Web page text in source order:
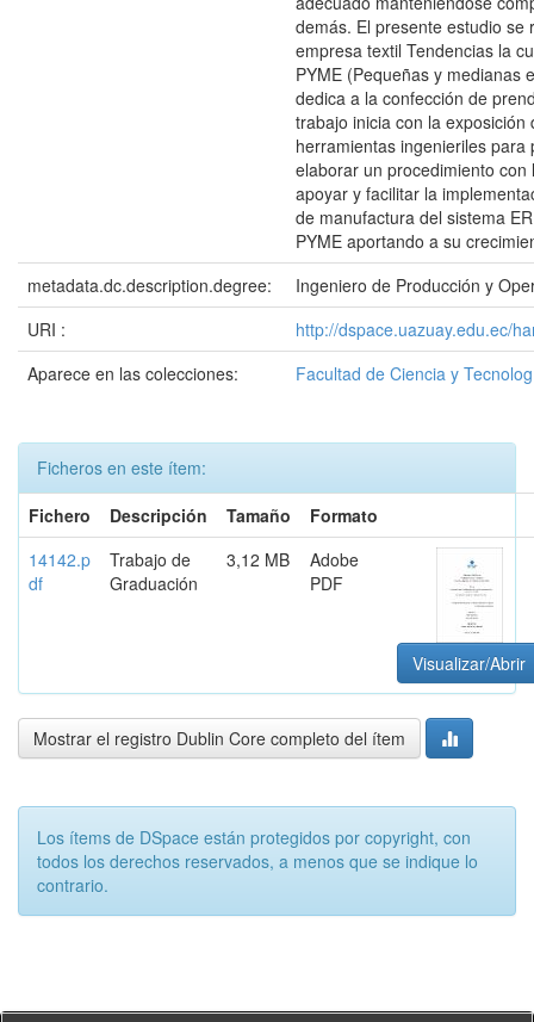
demás. El presente estudio se
empresa textil Tendencias la
PYME (Pequeñas y medianas
dedica a la confección de
trabajo inicia con la exposición
herramientas ingenieriles para
elaborar un procedimiento con
apoyar y facilitar la
de manufactura del sistema
PYME aportando a su
metadata.dc.description.degree:
Ingeniero de Producción y
URI :
http://dspace.uazuay.edu.ec/
Aparece en las colecciones:
Facultad de Ciencia y
Ficheros en este ítem:
Fichero
Descripción Tamaño
Formato
14142.p
df
Trabajo de
Graduación
3,12 MB
Adobe
PDF
Visualizar/Abrir
Mostrar el registro Dublin Core completo del ítem
Los ítems de DSpace están protegidos por copyright, con
todos los derechos reservados, a menos que se indique lo
contrario.